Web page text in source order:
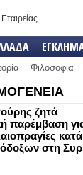
Εταιρείας
Φιλοσοφία
ζητά
παρέμβαση
κατά
στη